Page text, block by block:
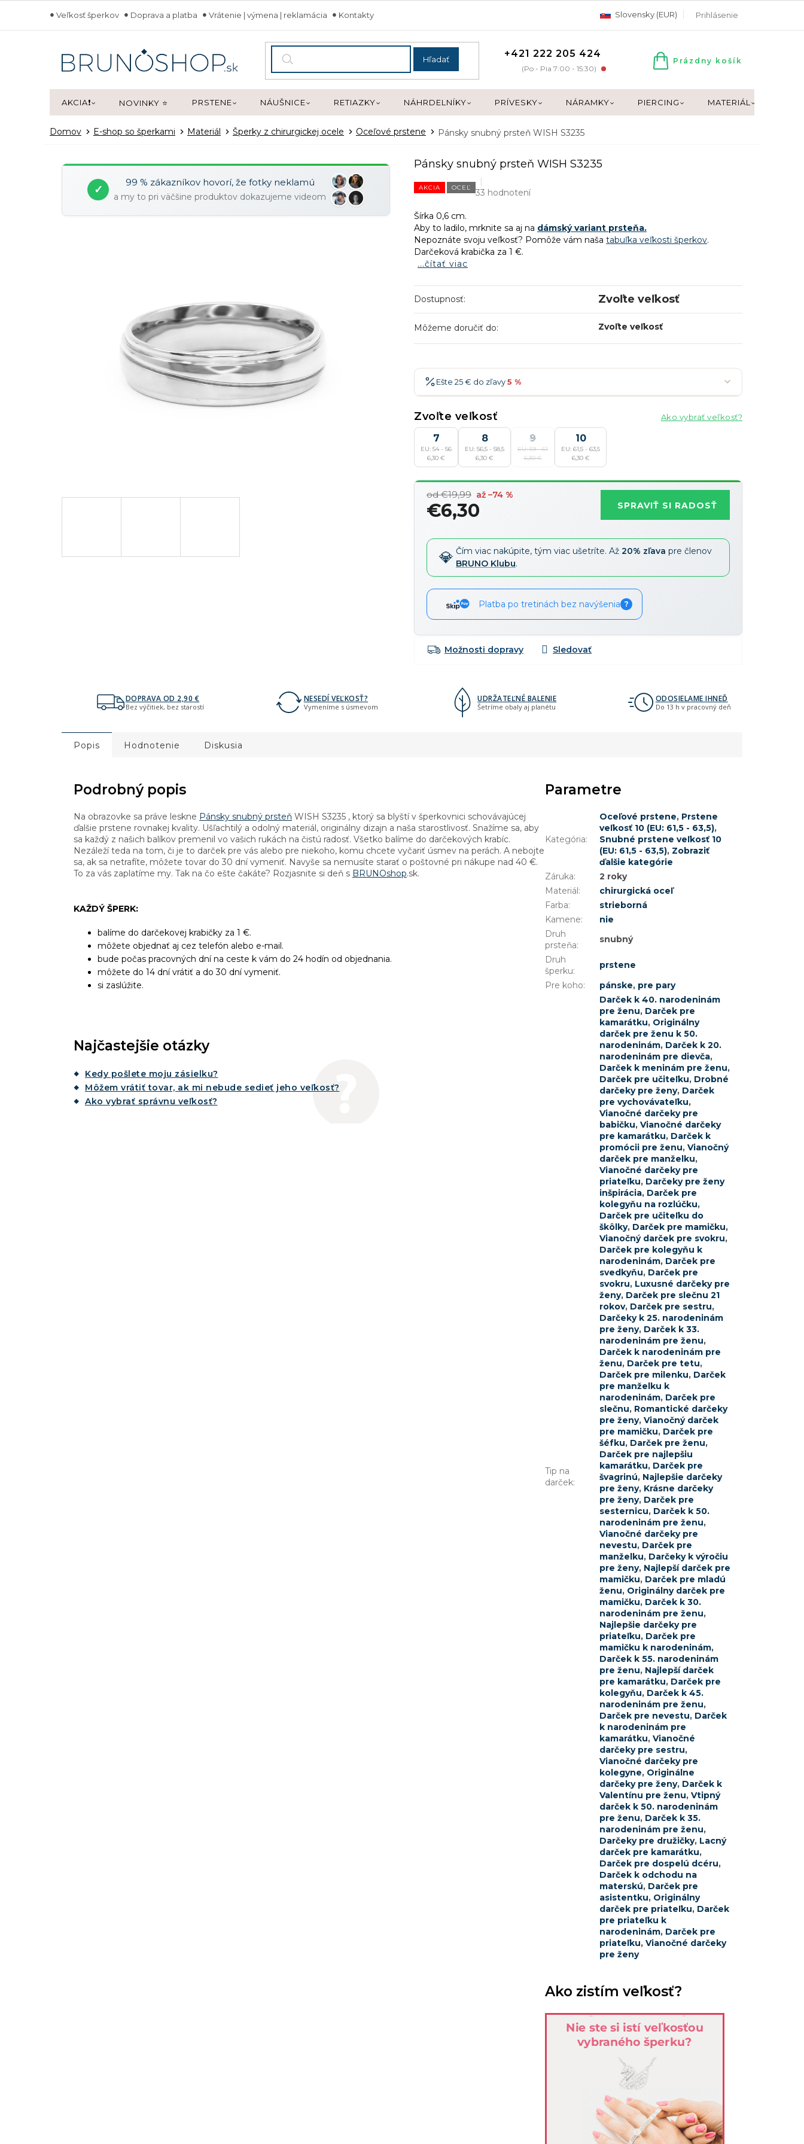
obsah
Veľkosť šperkov Doprava a platba Vrátenie | výmena | reklamácia Kontakty Slovensky (EUR) Prihlásenie
Hľadať +421 222 205 424
(Po - Pia 7:00 - 15:30)
NÁKUPNÝ
Prázdny košík
AKCIA❗ NOVINKY ⭐ PRSTENE NÁUŠNICE RETIAZKY NÁHRDELNÍKY PRÍVESKY NÁRAMKY PIERCING MATERIÁL
Domov E-shop so šperkami Materiál Šperky z chirurgickej ocele Oceľové prstene Pánsky snubný prsteň WISH S3235
✓
99 % zákazníkov hovorí, že fotky neklamú
a my to pri väčšine produktov dokazujeme videom
Pánsky snubný prsteň WISH S3235
AKCIA OCEĽ 33 hodnotení
Šírka 0,6 cm.
Aby to ladilo, mrknite sa aj na dámský variant prsteňa.
Nepoznáte svoju veľkosť? Pomôže vám naša tabuľka veľkosti šperkov.
Darčeková krabička za 1 €.
...čítať viac
Dostupnosť: Zvoľte veľkosť
Môžeme doručiť do: Zvoľte veľkosť
Ešte 25 € do zľavy5 %
36 € →-7 %
47 € →-10 %
Zvoľte veľkosť Ako vybrať veľkosť?
7
EU: 54 - 56
6,30 €
8
EU: 56,5 - 58,5
6,30 €
9
EU: 59 - 61
6,30 €
10
EU: 61,5 - 63,5
6,30 €
od €19,99 až –74 %
€6,30
cena:
SPRAVIŤ SI RADOSŤ
Čím viac nakúpite, tým viac ušetríte. Až 20% zľava pre členov
BRUNO Klubu.
Platba po tretinách bez navýšenia ?
Možnosti dopravy
DOPRAVA OD 2,90 €
Bez výčitiek, bez starostí
NESEDÍ VEĽKOSŤ?
Vymeníme s úsmevom
UDRŽATEĽNÉ BALENIE
Šetríme obaly aj planétu
ODOSIELAME IHNEĎ
Do 13 h v pracovný deň
Popis Hodnotenie Diskusia
Podrobný popis
Na obrazovke sa práve leskne Pánsky snubný prsteň WISH S3235 , ktorý sa blyští v šperkovnici schovávajúcej
ďalšie prstene rovnakej kvality. Ušľachtilý a odolný materiál, originálny dizajn a naša starostlivosť. Snažíme sa, aby
sa každý z našich balíkov premenil vo vašich rukách na čistú radosť. Všetko balíme do darčekových krabíc.
Nezáleží teda na tom, či je to darček pre vás alebo pre niekoho, komu chcete vyčariť úsmev na perách. A nebojte
sa, ak sa netrafíte, môžete tovar do 30 dní vymeniť. Navyše sa nemusíte starať o poštovné pri nákupe nad 40 €.
To za vás zaplatíme my. Tak na čo ešte čakáte? Rozjasnite si deň s BRUNOshop.sk.
KAŽDÝ ŠPERK:
balíme do darčekovej krabičky za 1 €.
môžete objednať aj cez telefón alebo e-mail.
bude počas pracovných dní na ceste k vám do 24 hodín od objednania.
môžete do 14 dní vrátiť a do 30 dní vymeniť.
si zaslúžite.
Najčastejšie otázky
Kedy pošlete moju zásielku?
Môžem vrátiť tovar, ak mi nebude sedieť jeho veľkosť?
Ako vybrať správnu veľkosť?
Parametre
Kategória:
Oceľové prstene, Prstene
veľkosť 10 (EU: 61,5 - 63,5),
Snubné prstene veľkosť 10
(EU: 61,5 - 63,5), Zobraziť
ďalšie kategórie
Záruka:
2 roky
Materiál:
chirurgická oceľ
Farba:
strieborná
Kamene:
nie
Druh
prsteňa:
snubný
Druh
šperku:
prstene
Pre koho: pánske, pre pary
Tip na
darček:
Darček k 40. narodeninám
pre ženu, Darček pre
kamarátku, Originálny
darček pre ženu k 50.
narodeninám, Darček k 20.
narodeninám pre dievča,
Darček k meninám pre ženu,
Darček pre učiteľku, Drobné
darčeky pre ženy, Darček
pre vychovávateľku,
Vianočné darčeky pre
babičku, Vianočné darčeky
pre kamarátku, Darček k
promócii pre ženu, Vianočný
darček pre manželku,
Vianočné darčeky pre
priateľku, Darčeky pre ženy
inšpirácia, Darček pre
kolegyňu na rozlúčku,
Darček pre učiteľku do
škôlky, Darček pre mamičku,
Vianočný darček pre svokru,
Darček pre kolegyňu k
narodeninám, Darček pre
svedkyňu, Darček pre
svokru, Luxusné darčeky pre
ženy, Darček pre slečnu 21
rokov, Darček pre sestru,
Darčeky k 25. narodeninám
pre ženy, Darček k 33.
narodeninám pre ženu,
Darček k narodeninám pre
ženu, Darček pre tetu,
Darček pre milenku, Darček
pre manželku k
narodeninám, Darček pre
slečnu, Romantické darčeky
pre ženy, Vianočný darček
pre mamičku, Darček pre
šéfku, Darček pre ženu,
Darček pre najlepšiu
kamarátku, Darček pre
švagrinú, Najlepšie darčeky
pre ženy, Krásne darčeky
pre ženy, Darček pre
sesternicu, Darček k 50.
narodeninám pre ženu,
Vianočné darčeky pre
nevestu, Darček pre
manželku, Darčeky k výročiu
pre ženy, Najlepší darček pre
mamičku, Darček pre mladú
ženu, Originálny darček pre
mamičku, Darček k 30.
narodeninám pre ženu,
Najlepšie darčeky pre
priateľku, Darček pre
mamičku k narodeninám,
Darček k 55. narodeninám
pre ženu, Najlepší darček
pre kamarátku, Darček pre
kolegyňu, Darček k 45.
narodeninám pre ženu,
Darček pre nevestu, Darček
k narodeninám pre
kamarátku, Vianočné
darčeky pre sestru,
Vianočné darčeky pre
kolegyne, Originálne
darčeky pre ženy, Darček k
Valentínu pre ženu, Vtipný
darček k 50. narodeninám
pre ženu, Darček k 35.
narodeninám pre ženu,
Darčeky pre družičky, Lacný
darček pre kamarátku,
Darček pre dospelú dcéru,
Darček k odchodu na
materskú, Darček pre
asistentku, Originálny
darček pre priateľku, Darček
pre priateľku k
narodeninám, Darček pre
priateľku, Vianočné darčeky
pre ženy
Ako zistím veľkosť?